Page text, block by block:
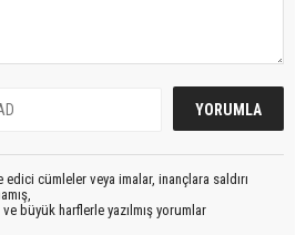
cümleler veya imalar, inançlara saldırı
büyük harflerle yazılmış yorumlar